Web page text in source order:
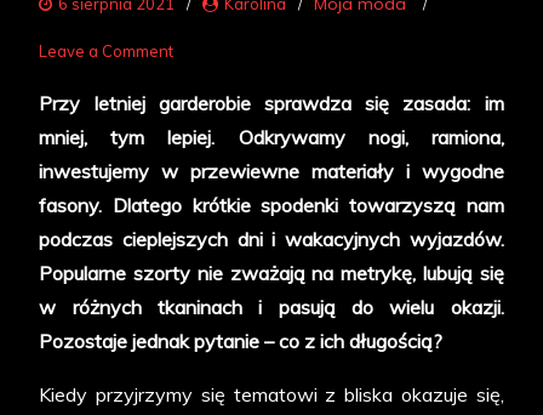
6 sierpnia 2021 Karolina
Leave a Commenton
spodenki
na
lato
–
na
luzie
i
z
klasą
Przy letniej garderobie sprawdza się zasada: im
mniej, tym lepiej. Odkrywamy nogi, ramiona,
inwestujemy w przewiewne materiały i wygodne
fasony. Dlatego krótkie spodenki towarzyszą nam
podczas cieplejszych dni i wakacyjnych wyjazdów.
Popularne szorty nie zważają na metrykę, lubują się
w różnych tkaninach i pasują do wielu okazji.
Pozostaje jednak pytanie – co z ich długością?
Kiedy przyjrzymy się tematowi z bliska okazuje się,